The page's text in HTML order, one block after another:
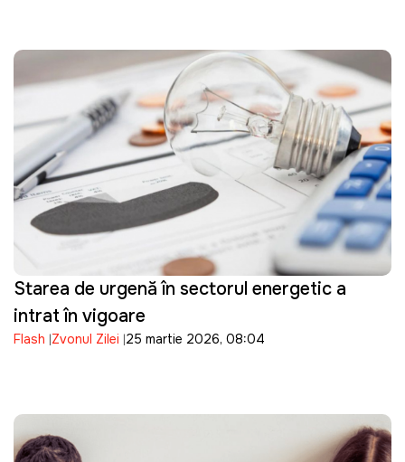
Starea de urgență în sectorul energetic a
intrat în vigoare
Flash Zvonul Zilei 25 martie 2026, 08:04